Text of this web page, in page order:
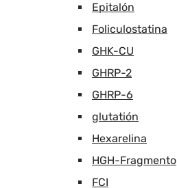
Epitalón
Foliculostatina
GHK-CU
GHRP-2
GHRP-6
glutatión
Hexarelina
HGH-Fragmento
FCI